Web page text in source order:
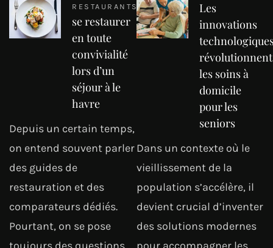
RESTAURANTS
se restaurer
en toute
convivialité
lors d’un
séjour à le
havre
Depuis un certain temps,
on entend souvent parler
des guides de
restauration et des
comparateurs dédiés.
Pourtant, on se pose
Les
innovations
révolutionnent
les soins à
domicile
pour les
seniors
Dans un contexte où le
vieillissement de la
population s’accélère, il
devient crucial d’inventer
des solutions modernes